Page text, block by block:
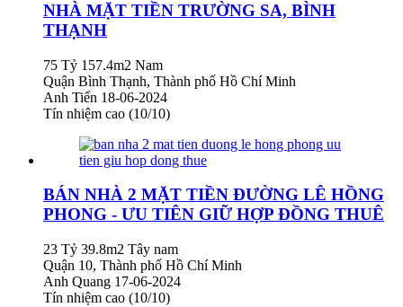
NHÀ MẶT TIỀN TRƯỜNG SA, BÌNH
THẠNH
75 Tỷ 157.4m2 Nam
Quận Bình Thạnh, Thành phố Hồ Chí Minh
Anh Tiến 18-06-2024
Tín nhiệm cao (10/10)
BÁN NHÀ 2 MẶT TIỀN ĐƯỜNG LÊ HỒNG
PHONG - ƯU TIÊN GIỮ HỢP ĐỒNG THUÊ
23 Tỷ 39.8m2 Tây nam
Quận 10, Thành phố Hồ Chí Minh
Anh Quang 17-06-2024
Tín nhiệm cao (10/10)